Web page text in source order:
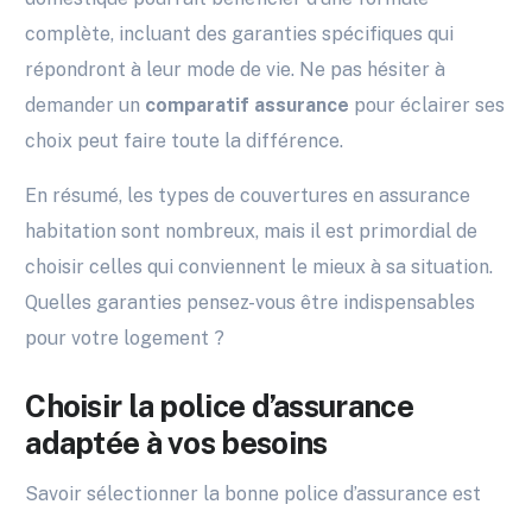
complète, incluant des garanties spécifiques qui
répondront à leur mode de vie. Ne pas hésiter à
demander un comparatif assurance pour éclairer ses
choix peut faire toute la différence.
En résumé, les types de couvertures en assurance
habitation sont nombreux, mais il est primordial de
choisir celles qui conviennent le mieux à sa situation.
Quelles garanties pensez-vous être indispensables
pour votre logement ?
Choisir la police d’assurance
adaptée à vos besoins
Savoir sélectionner la bonne police d’assurance est